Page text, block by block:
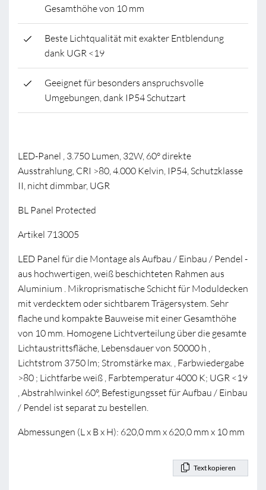
Gesamthöhe von 10 mm
Beste Lichtqualität mit exakter Entblendung
dank UGR <19
Geeignet für besonders anspruchsvolle
Umgebungen, dank IP54 Schutzart
LED-Panel , 3.750 Lumen, 32W, 60° direkte
Ausstrahlung, CRI >80, 4.000 Kelvin, IP54, Schutzklasse
II, nicht dimmbar, UGR
BL Panel Protected
Artikel 713005
LED Panel für die Montage als Aufbau / Einbau / Pendel -
aus hochwertigen, weiß beschichteten Rahmen aus
Aluminium . Mikroprismatische Schicht für Moduldecken
mit verdecktem oder sichtbarem Trägersystem. Sehr
flache und kompakte Bauweise mit einer Gesamthöhe
von 10 mm. Homogene Lichtverteilung über die gesamte
Lichtaustrittsfläche, Lebensdauer von 50000 h ,
Lichtstrom 3750 lm; Stromstärke max. , Farbwiedergabe
>80 ; Lichtfarbe weiß , Farbtemperatur 4000 K; UGR <19
, Abstrahlwinkel 60°, Befestigungsset für Aufbau / Einbau
/ Pendel ist separat zu bestellen.
Abmessungen (L x B x H): 620,0 mm x 620,0 mm x 10 mm
Text kopieren